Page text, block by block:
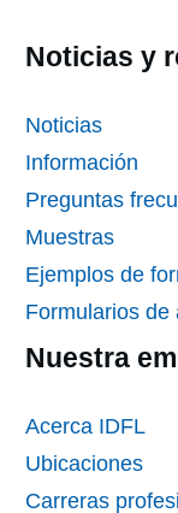
Noticias y
Noticias
Información
Preguntas
Muestras
Ejemplos de
Formularios de
Nuestra
Acerca IDFL
Ubicaciones
Carreras